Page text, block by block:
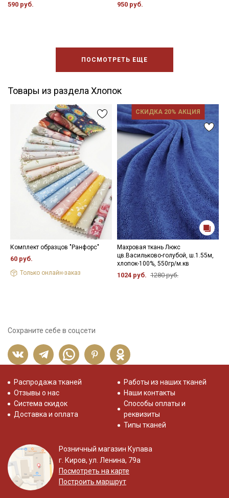
590 руб. 950 руб.
ПОСМОТРЕТЬ ЕЩЕ
Товары из раздела Хлопок
Комплект образцов "Ранфорс"
60 руб.
Только онлайн-заказ
СКИДКА 20% АКЦИЯ
Махровая ткань Люкс
цв.Васильково-голубой, ш.1.55м,
хлопок-100%, 550гр/м.кв
1024 руб. 1280 руб.
Сохраните себе в соцсети
Распродажа тканей
Отзывы о нас
Система скидок
Доставка и оплата
Работы из наших тканей
Наши контакты
Способы оплаты и
реквизиты
Типы тканей
Розничный магазин Купава
г. Киров, ул. Ленина, 79а
Посмотреть на карте
Построить маршрут